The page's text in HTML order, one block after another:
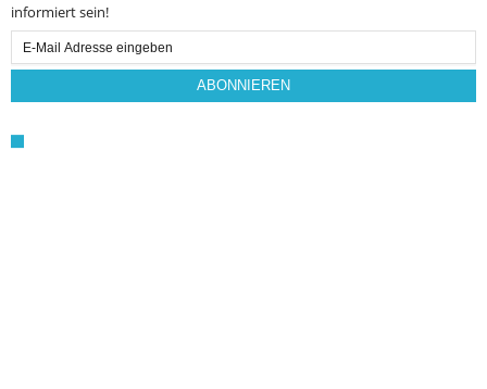
informiert sein!
Email
Subscription
ABONNIEREN